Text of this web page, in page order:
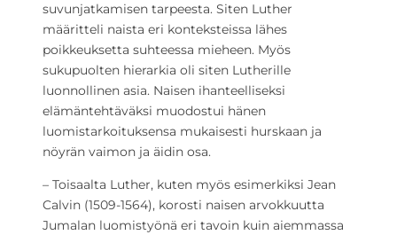
suvunjatkamisen tarpeesta. Siten Luther
määritteli naista eri konteksteissa lähes
poikkeuksetta suhteessa mieheen. Myös
sukupuolten hierarkia oli siten Lutherille
luonnollinen asia. Naisen ihanteelliseksi
elämäntehtäväksi muodostui hänen
luomistarkoituksensa mukaisesti hurskaan ja
nöyrän vaimon ja äidin osa.
– Toisaalta Luther, kuten myös esimerkiksi Jean
Calvin (1509-1564), korosti naisen arvokkuutta
Jumalan luomistyönä eri tavoin kuin aiemmassa